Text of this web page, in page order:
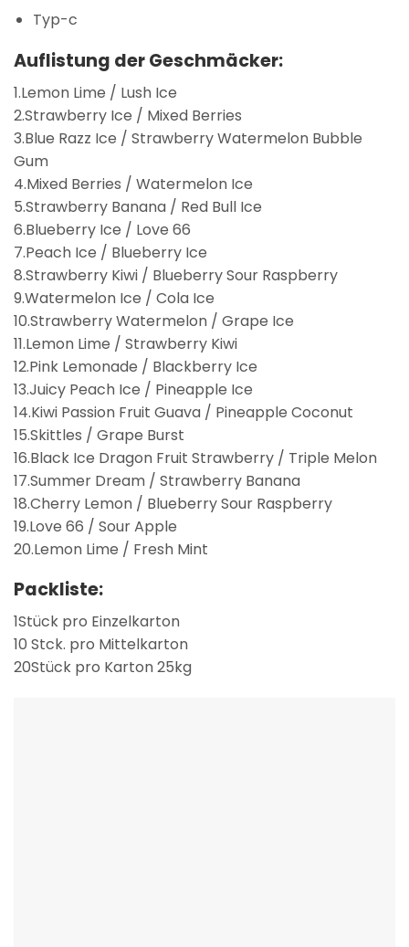
Typ-c
Auflistung der Geschmäcker:
1.Lemon Lime / Lush Ice
2.Strawberry Ice / Mixed Berries
3.Blue Razz Ice / Strawberry Watermelon Bubble
Gum
4.Mixed Berries / Watermelon Ice
5.Strawberry Banana / Red Bull Ice
6.Blueberry Ice / Love 66
7.Peach Ice / Blueberry Ice
8.Strawberry Kiwi / Blueberry Sour Raspberry
9.Watermelon Ice / Cola Ice
10.Strawberry Watermelon / Grape Ice
11.Lemon Lime / Strawberry Kiwi
12.Pink Lemonade / Blackberry Ice
13.Juicy Peach Ice / Pineapple Ice
14.Kiwi Passion Fruit Guava / Pineapple Coconut
15.Skittles / Grape Burst
16.Black Ice Dragon Fruit Strawberry / Triple Melon
17.Summer Dream / Strawberry Banana
18.Cherry Lemon / Blueberry Sour Raspberry
19.Love 66 / Sour Apple
20.Lemon Lime / Fresh Mint
Packliste:
1Stück pro Einzelkarton
10 Stck. pro Mittelkarton
20Stück pro Karton 25kg